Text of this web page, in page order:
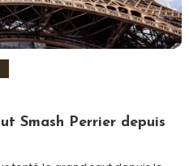
Smash Perrier depuis